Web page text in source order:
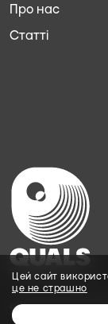
Про нас
Статті
© 2026 QUALS.
Цей сайт
це не страшно